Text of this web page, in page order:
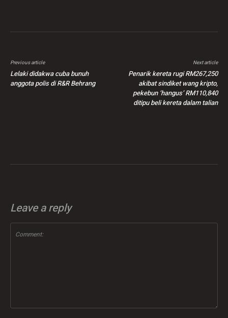
Previous article
Lelaki didakwa cuba bunuh
anggota polis di R&R Behrang
Next article
Penarik kereta rugi RM267,250
akibat sindiket wang kripto,
pekebun ‘hangus’ RM110,840
ditipu beli kereta dalam talian
Leave a reply